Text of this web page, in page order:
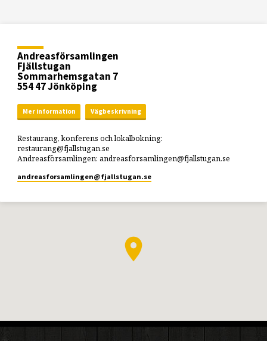
Andreasförsamlingen
Fjällstugan
Sommarhemsgatan 7
554 47 Jönköping
Mer information Vägbeskrivning
Restaurang, konferens och lokalbokning:
restaurang@fjallstugan.se
Andreasförsamlingen: andreasforsamlingen@fjallstugan.se
andreasforsamlingen​@fjallstugan.se